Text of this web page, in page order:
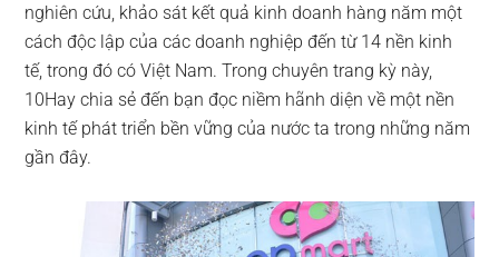
nghiên cứu, khảo sát kết quả kinh doanh hàng năm một
cách độc lập của các doanh nghiệp đến từ 14 nền kinh
tế, trong đó có Việt Nam. Trong chuyên trang kỳ này,
10Hay chia sẻ đến bạn đọc niềm hãnh diện về một nền
kinh tế phát triển bền vững của nước ta trong những năm
gần đây.